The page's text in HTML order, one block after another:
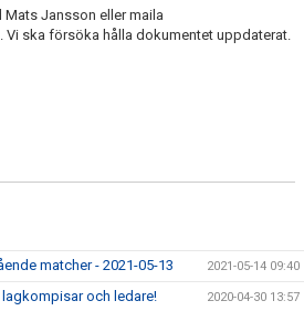
Jansson eller maila
Vi ska försöka hålla dokumentet uppdaterat.
matcher - 2021-05-13 2021-05-14 09:40
och ledare! 2020-04-30 13:57